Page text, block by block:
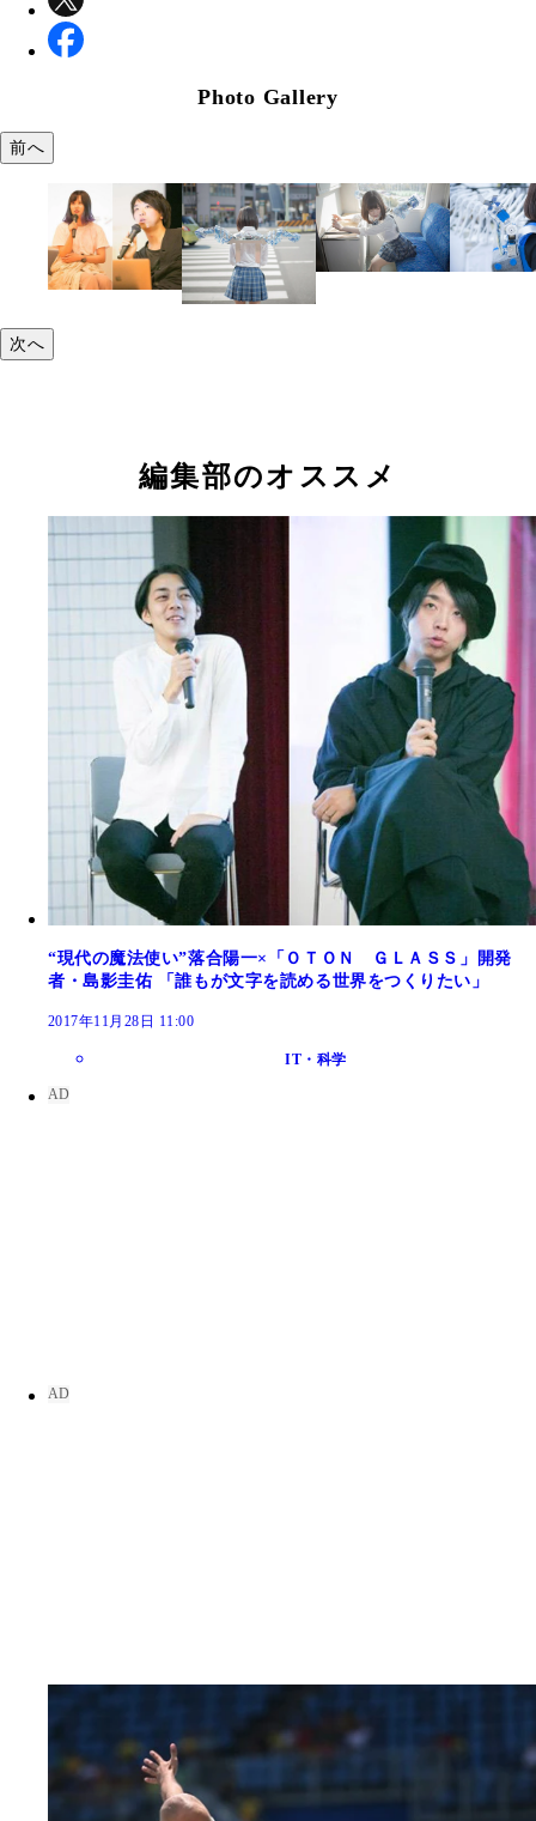
Photo Gallery
前へ
次へ
編集部のオススメ
“現代の魔法使い”落合陽一×「ＯＴＯＮ ＧＬＡＳＳ」開発
者・島影圭佑 「誰もが文字を読める世界をつくりたい」
2017年11月28日 11:00
IT・科学